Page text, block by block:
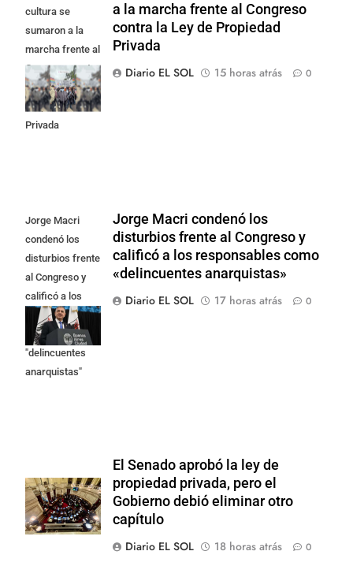
cultura se
sumaron a la
marcha frente al
Congreso contra
la Ley de
Propiedad
Privada
a la marcha frente al Congreso
contra la Ley de Propiedad
Privada
Diario EL SOL
15 horas atrás 0
Jorge Macri
condenó los
disturbios frente
al Congreso y
calificó a los
responsables
como
"delincuentes
anarquistas"
Jorge Macri condenó los
disturbios frente al Congreso y
calificó a los responsables como
«delincuentes anarquistas»
Diario EL SOL
17 horas atrás 0
El Senado aprobó la ley de
propiedad privada, pero el
Gobierno debió eliminar otro
capítulo
Diario EL SOL
18 horas atrás 0